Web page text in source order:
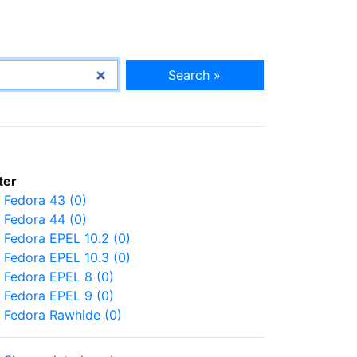
Search »
Fedora 43 (0)
Fedora 44 (0)
Fedora EPEL 10.2 (0)
Fedora EPEL 10.3 (0)
Fedora EPEL 8 (0)
Fedora EPEL 9 (0)
Fedora Rawhide (0)